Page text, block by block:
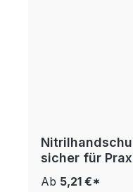
sicher für
Ab 5,21 €*